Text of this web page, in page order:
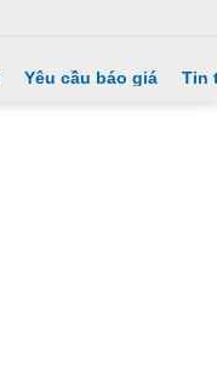
Yêu cầu báo giá Tin